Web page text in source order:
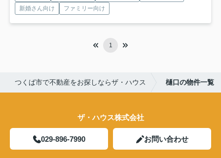
新婚さん向け
ファミリー向け
1
つくば市で不動産をお探しならザ・ハウス 樋口の物件一覧
ザ・ハウス株式会社
029-896-7990 お問い合わせ